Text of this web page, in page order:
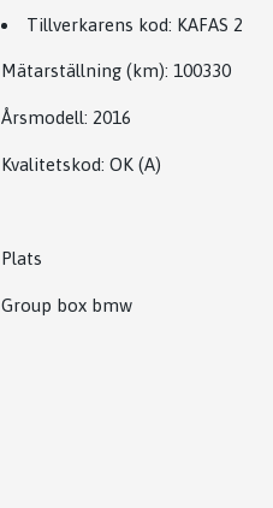
Tillverkarens kod: KAFAS 2
Mätarställning (km): 100330
Årsmodell: 2016
Kvalitetskod: OK (A)
Plats
Group box bmw